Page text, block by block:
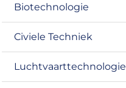
Biotechnologie
Civiele Techniek
Luchtvaarttechnologie